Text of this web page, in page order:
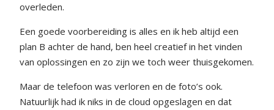
overleden.
Een goede voorbereiding is alles en ik heb altijd een
plan B achter de hand, ben heel creatief in het vinden
van oplossingen en zo zijn we toch weer thuisgekomen.
Maar de telefoon was verloren en de foto’s ook.
Natuurlijk had ik niks in de cloud opgeslagen en dat